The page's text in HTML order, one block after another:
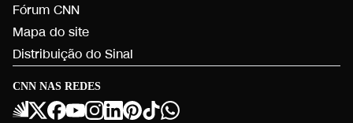
CNN NAS REDES
Fórum CNN
Mapa do site
Distribuição do Sinal